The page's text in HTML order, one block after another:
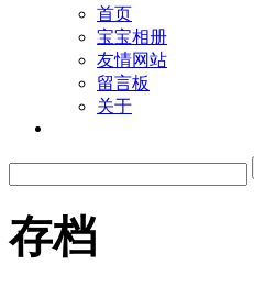
首页
宝宝相册
友情网站
留言板
关于
存档